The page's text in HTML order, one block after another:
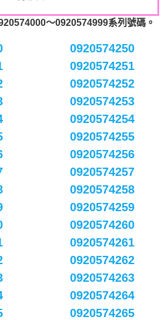
～0920574999系列號碼。
0920574250
0920574251
0920574252
0920574253
0920574254
0920574255
0920574256
0920574257
0920574258
0920574259
0920574260
0920574261
0920574262
0920574263
0920574264
0920574265